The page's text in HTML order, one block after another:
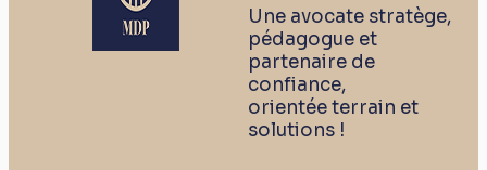
Une avocate stratège,
pédagogue et
partenaire de
confiance,
orientée terrain et
solutions !